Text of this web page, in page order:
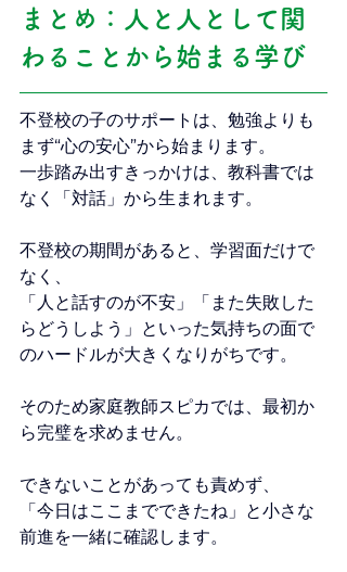
まとめ：人と人として関
わることから始まる学び
不登校の子のサポートは、勉強よりも
まず“心の安心”から始まります。
一歩踏み出すきっかけは、教科書では
なく「対話」から生まれます。
不登校の期間があると、学習面だけで
なく、
「人と話すのが不安」「また失敗した
らどうしよう」といった気持ちの面で
のハードルが大きくなりがちです。
そのため家庭教師スピカでは、最初か
ら完璧を求めません。
できないことがあっても責めず、
「今日はここまでできたね」と小さな
前進を一緒に確認します。